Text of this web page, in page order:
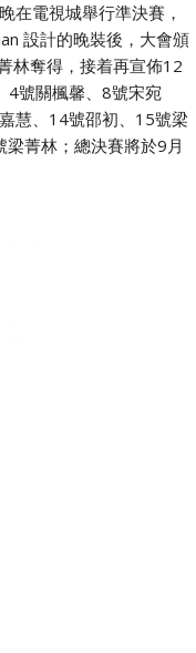
在電視城舉行準決賽，
設計的晚裝後，大會頒
林奪得，接着再宣佈12
4號關楓馨、8號宋宛
慧、14號邵初、15號梁
菁林；總決賽將於9月